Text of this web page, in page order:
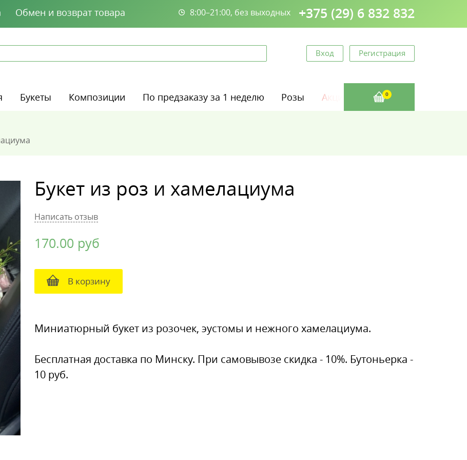
Обмен и возврат товара +375 (29) 6 832 832
8:00–21:00, без выходных
Вход Регистрация
0
Букеты Композиции По предзаказу за 1 неделю Розы Акции
Букет из роз и хамелациума
Написать отзыв
170.00 руб
В корзину
Миниатюрный букет из розочек, эустомы и нежного хамелациума.
Бесплатная доставка по Минску. При самовывозе скидка - 10%. Бутоньерка -
10 руб.